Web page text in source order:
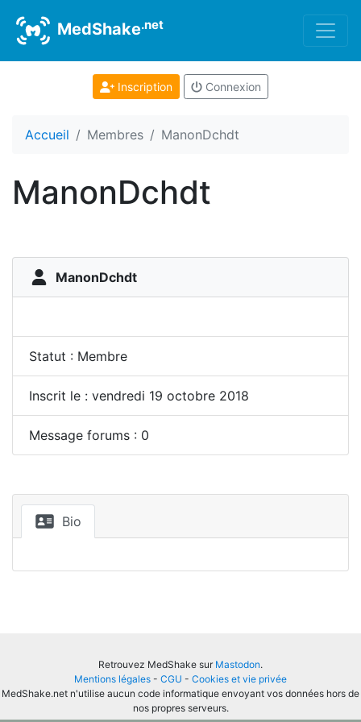
MedShake.net
Inscription Connexion
Accueil Membres ManonDchdt
ManonDchdt
ManonDchdt
Statut : Membre
Inscrit le : vendredi 19 octobre 2018
Message forums : 0
Bio
Retrouvez MedShake sur Mastodon.
Mentions légales - CGU - Cookies et vie privée
MedShake.net n'utilise aucun code informatique envoyant vos données hors de
nos propres serveurs.